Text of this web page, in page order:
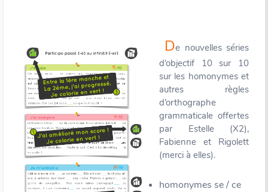
De nouvelles séries
d’objectif 10 sur 10
sur les homonymes et
autres règles
d’orthographe
grammaticale offertes
par Estelle (X2),
Fabienne et Rigolett
(merci à elles).
homonymes se / ce